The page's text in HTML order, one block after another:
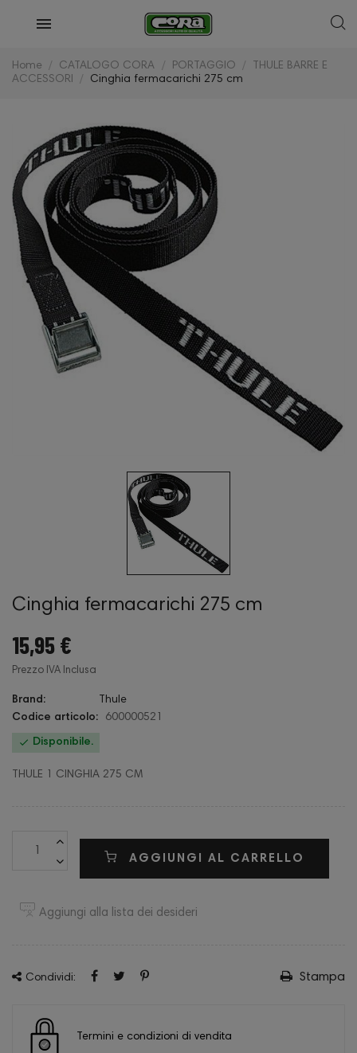
Home CATALOGO CORA PORTAGGIO
THULE BARRE E
ACCESSORI
Cinghia fermacarichi 275 cm
Cinghia fermacarichi 275 cm
15,95 €
Prezzo IVA Inclusa
Brand:
Thule
Codice articolo:
600000521
 Disponibile.
THULE 1 CINGHIA 275 CM
AGGIUNGI AL CARRELLO
Aggiungi alla lista dei desideri
Condividi: Stampa
Termini e condizioni di vendita